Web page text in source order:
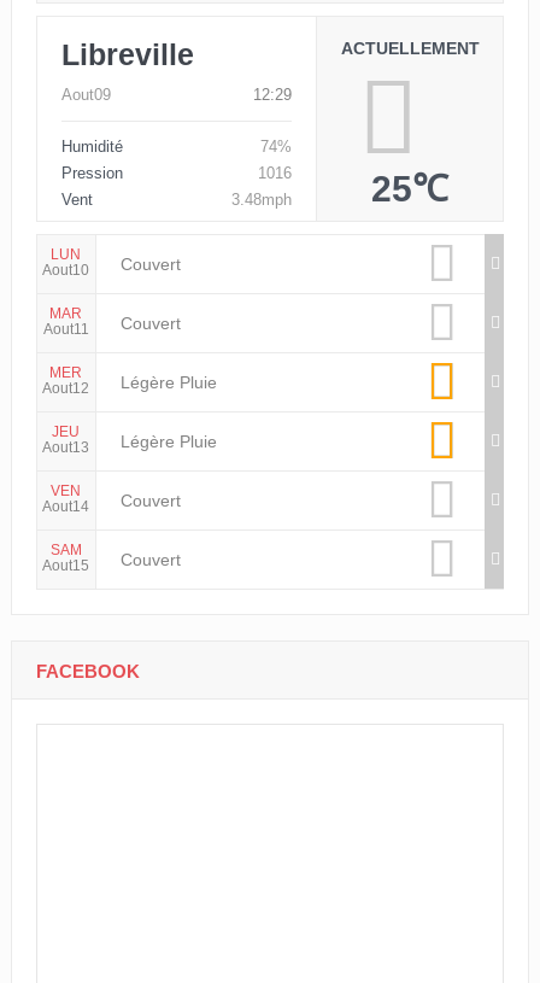
Libreville
Aout09 12:29
Humidité
74%
Pression
1016
Vent
3.48mph
ACTUELLEMENT
25℃
LUN
Aout10
Couvert
MAR
Aout11
Couvert
MER
Aout12
Légère Pluie
JEU
Aout13
Légère Pluie
VEN
Aout14
Couvert
SAM
Aout15
Couvert
FACEBOOK